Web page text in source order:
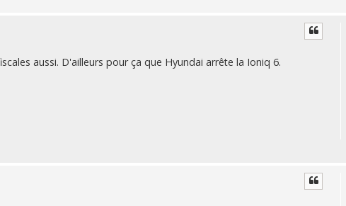
aussi. D'ailleurs pour ça que Hyundai arrête la Ioniq 6.